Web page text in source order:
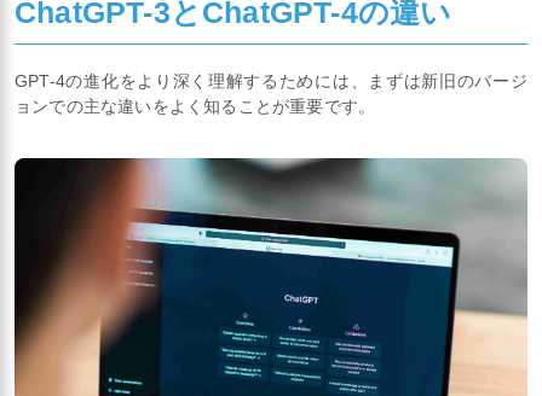
ChatGPT-3とChatGPT-4の違い
GPT-4の進化をより深く理解するためには、まずは新旧のバージ
ョンでの主な違いをよく知ることが重要です。